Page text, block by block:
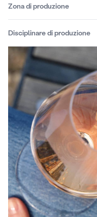
Zona di produzione
Disciplinare di produzione